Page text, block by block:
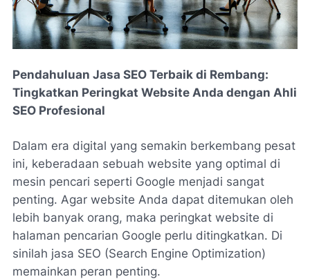
Pendahuluan Jasa SEO Terbaik di Rembang:
Tingkatkan Peringkat Website Anda dengan Ahli
SEO Profesional
Dalam era digital yang semakin berkembang pesat
ini, keberadaan sebuah website yang optimal di
mesin pencari seperti Google menjadi sangat
penting. Agar website Anda dapat ditemukan oleh
lebih banyak orang, maka peringkat website di
halaman pencarian Google perlu ditingkatkan. Di
sinilah jasa SEO (Search Engine Optimization)
memainkan peran penting.